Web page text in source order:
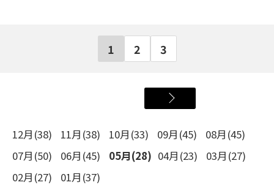
1 2 3
12月(38) 11月(38) 10月(33) 09月(45)
08月(45)
07月(50)
06月(45) 05月(28) 04月(23)
03月(27)
02月(27)
01月(37)